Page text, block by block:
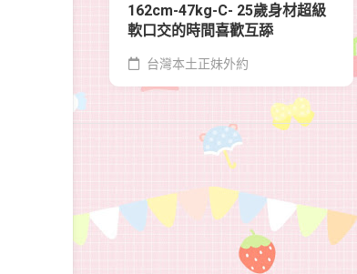
162cm-47kg-C- 25歲身材超級
軟口交的時間喜歡互舔
台灣本土正妹外約